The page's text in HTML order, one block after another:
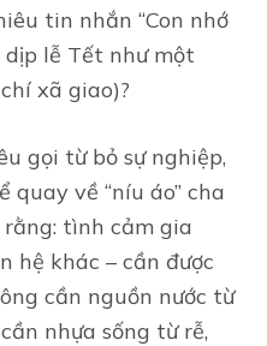
tin nhắn “Con nhớ
dịp lễ Tết như một
xã giao)?
gọi từ bỏ sự nghiệp,
quay về “níu áo” cha
tình cảm gia
hệ khác – cần được
cần nguồn nước từ
nhựa sống từ rễ,